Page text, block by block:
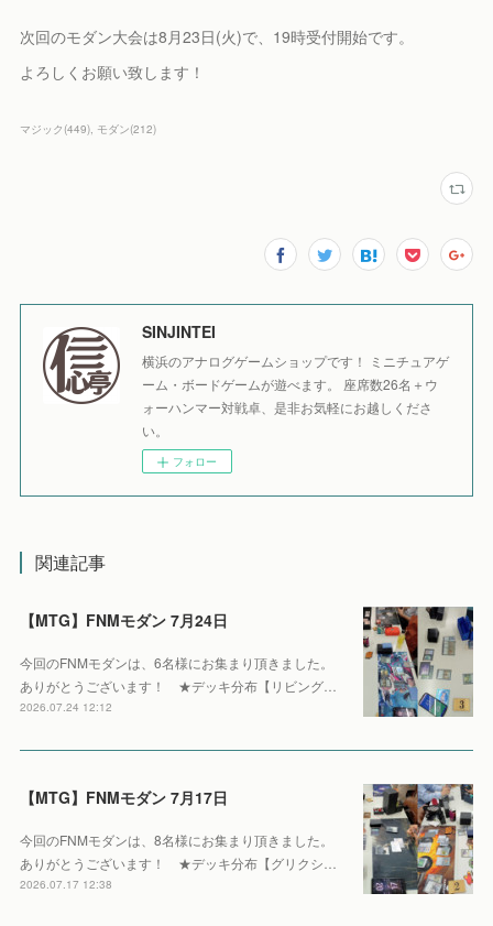
次回のモダン大会は8月23日(火)で、19時受付開始です。
よろしくお願い致します！
マジック (449) モダン(212)
SINJINTEI
横浜のアナログゲームショップです！ ミニチュアゲ
ーム・ボードゲームが遊べます。 座席数26名＋ウ
ォーハンマー対戦卓、是非お気軽にお越しくださ
い。
フォロー
関連記事
【MTG】FNMモダン 7月24日
今回のFNMモダンは、6名様にお集まり頂きました。
ありがとうございます！ ★デッキ分布【リビング…
2026.07.24 12:12
【MTG】FNMモダン 7月17日
今回のFNMモダンは、8名様にお集まり頂きました。
ありがとうございます！ ★デッキ分布【グリクシ…
2026.07.17 12:38